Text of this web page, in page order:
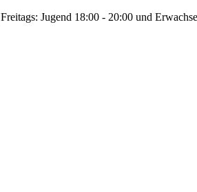
Freitags: Jugend 18:00 - 20:00 und